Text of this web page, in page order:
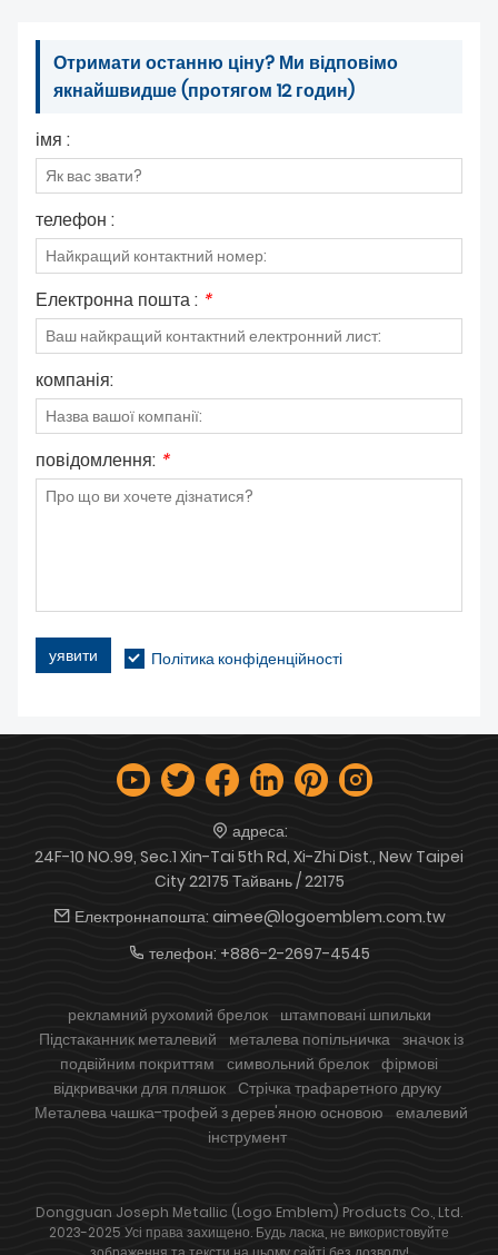
Отримати останню ціну? Ми відповімо
якнайшвидше (протягом 12 годин)
імя :
телефон :
Електронна пошта : *
компанія:
повідомлення: *
уявити Політика конфіденційності
адреса:
24F-10 NO.99, Sec.1 Xin-Tai 5th Rd, Xi-Zhi Dist., New Taipei
City 22175 Тайвань / 22175
Електроннапошта: aimee@logoemblem.com.tw
телефон: +886-2-2697-4545
рекламний рухомий брелок
штамповані шпильки
Підстаканник металевий
металева попільничка значок із
подвійним покриттям символьний брелок фірмові
відкривачки для пляшок Стрічка трафаретного друку
Металева чашка-трофей з дерев'яною основою емалевий
інструмент
Dongguan Joseph Metallic (Logo Emblem) Products Co., Ltd.
2023-2025 Усі права захищено. Будь ласка, не використовуйте